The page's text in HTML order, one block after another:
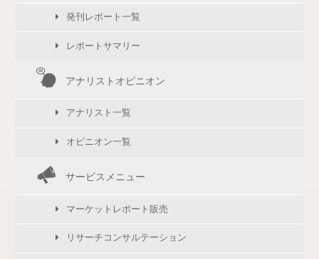
発刊レポート一覧
レポートサマリー
アナリストオピニオン
アナリスト一覧
オピニオン一覧
サービスメニュー
マーケットレポート販売
リサーチコンサルテーション